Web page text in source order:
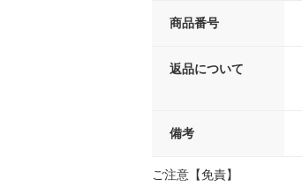
商品番号
返品について
備考
ご注意【免責】